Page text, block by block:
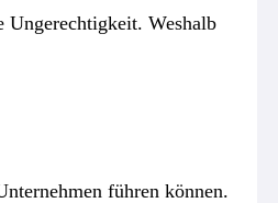
Ungerechtigkeit. Weshalb
führen können.